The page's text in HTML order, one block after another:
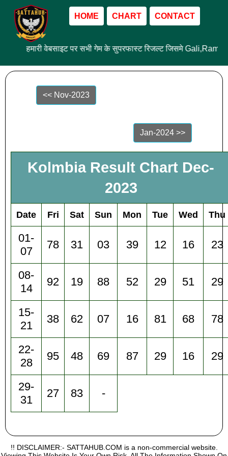
HOME CHART CONTACT
हमारी वेबसाइट पर सभी गेम के सुपरफास्ट रिजल्ट जिसमे
<< Nov-2023
Jan-2024 >>
Kolmbia Result Chart Dec-
2023
Date Fri Sat Sun Mon Tue Wed Thu
01-
07
78 31 03 39 12 16 23
08-
14
92 19 88 52 29 51 29
15-
21
38 62 07 16 81 68 78
22-
28
95 48 69 87 29 16 29
29-
31
27 83 -
!! DISCLAIMER:- SATTAHUB.COM is a non-commercial website.